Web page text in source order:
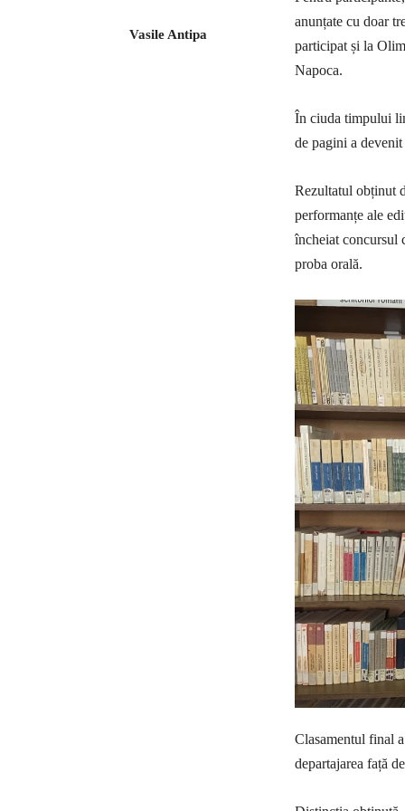
Vasile Antipa
anunțate cu doar
participat și la
Napoca.
În ciuda timpului
de pagini a
Rezultatul obținut
performanțe ale
încheiat concursul
proba orală.
Clasamentul final
departajarea față